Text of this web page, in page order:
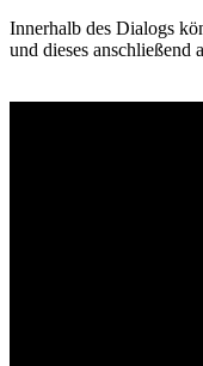
Innerhalb des Dialogs
und dieses anschließend